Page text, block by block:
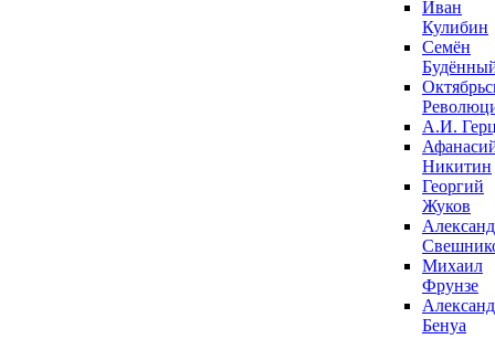
Иван
Кулибин
Семён
А.И.
Никитин
Георгий
Жуков
Михаил
Фрунзе
Бенуа